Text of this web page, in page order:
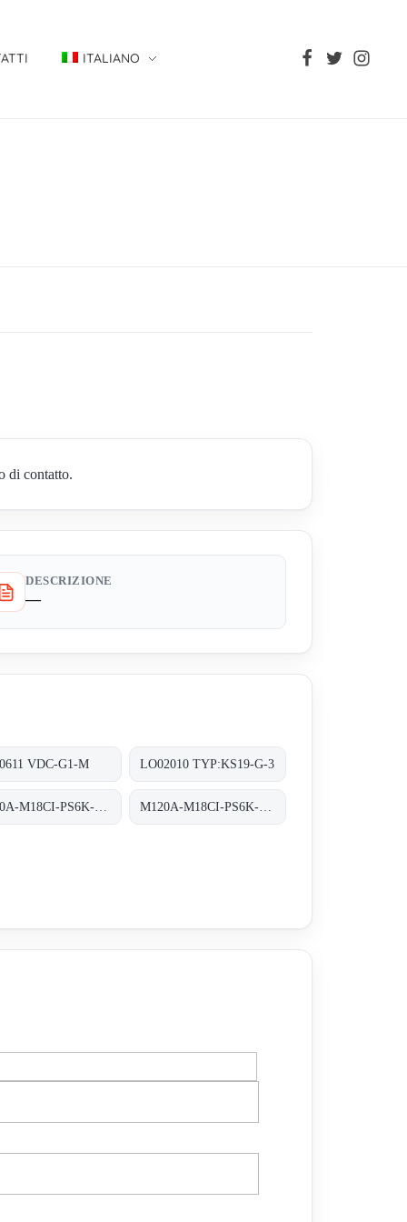
ITALIANO
di contatto.
DESCRIZIONE
—
VDC-G1-M LO02010 TYP:KS19-G-3